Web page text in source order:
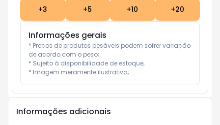
+3 +5 +10 +20
Informações gerais
* Preços de produtos pesáveis podem sofrer variação
de acordo com o peso;
* Sujeito à disponibilidade de estoque;
* Imagem meramente ilustrativa;
Informações adicionais